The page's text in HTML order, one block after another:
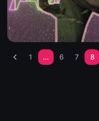
Admin
1 ... 6 7 8